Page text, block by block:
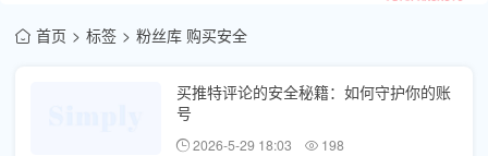
首页 标签 粉丝库 购买安全
买推特评论的安全秘籍：如何守护你的账
号
2026-5-29 18:03 198